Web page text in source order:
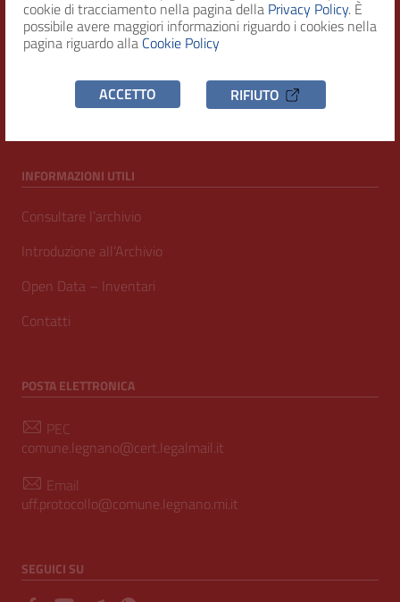
cookie di tracciamento nella pagina della Privacy Policy. È
possibile avere maggiori informazioni riguardo i cookies nella
pagina riguardo alla Cookie Policy
ACCETTO RIFIUTO
Telefono
(+39) 0331471111
C.F. / P.IVA
00807960158
INFORMAZIONI UTILI
Consultare l’archivio
Introduzione all’Archivio
Open Data – Inventari
Contatti
POSTA ELETTRONICA
PEC
comune.legnano@cert.legalmail.it
Email
uff.protocollo@comune.legnano.mi.it
SEGUICI SU